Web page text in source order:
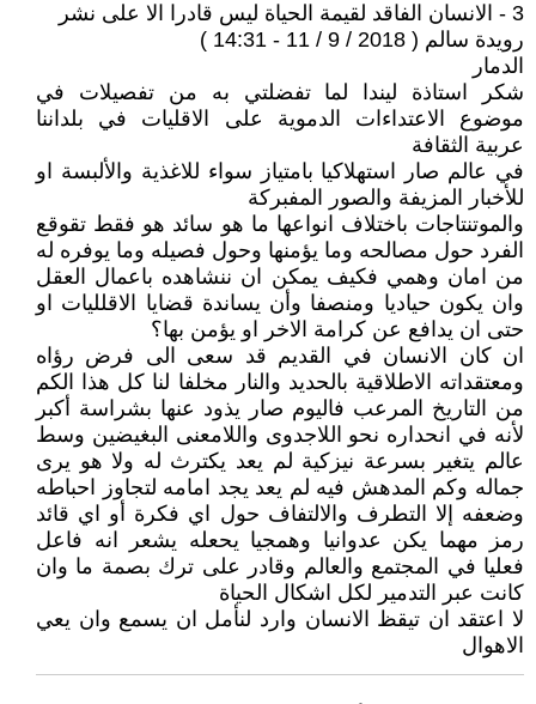
3 - الانسان الفاقد لقيمة الحياة ليس قادرا الا على نشر
رويدة سالم ( 2018 / 9 / 11 - 14:31 )
الدمار
شكر استاذة ليندا لما تفضلتي به من تفصيلات في
موضوع الاعتداءات الدموية على الاقليات في بلداننا
عربية الثقافة
في عالم صار استهلاكيا بامتياز سواء للاغذية والألبسة او
للأخبار المزيفة والصور المفبركة
والموتنتاجات باختلاف انواعها ما هو سائد هو فقط تقوقع
الفرد حول مصالحه وما يؤمنها وحول فصيله وما يوفره له
من امان وهمي فكيف يمكن ان ننشاهده باعمال العقل
وان يكون حياديا ومنصفا وأن يساندة قضايا الاقلليات او
حتى ان يدافع عن كرامة الاخر او يؤمن بها؟
ان كان الانسان في القديم قد سعى الى فرض رؤاه
ومعتقداته الاطلاقية بالحديد والنار مخلفا لنا كل هذا الكم
من التاريخ المرعب فاليوم صار يذود عنها بشراسة أكبر
لأنه في انحداره نحو اللاجدوى واللامعنى البغيضين وسط
عالم يتغير بسرعة نيزكية لم يعد يكترث له ولا هو يرى
جماله وكم المدهش فيه لم يعد يجد امامه لتجاوز احباطه
وضعفه إلا التطرف والالتفاف حول اي فكرة أو اي قائد
رمز مهما يكن عدوانيا وهمجيا يحعله يشعر انه فاعل
فعليا في المجتمع والعالم وقادر على ترك بصمة ما وان
كانت عبر التدمير لكل اشكال الحياة
لا اعتقد ان تيقظ الانسان وارد لنأمل ان يسمع وان يعي
الاهوال